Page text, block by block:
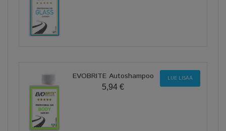
EVOBRITE Autoshampoo
5,94 €
LUE LISÄÄ